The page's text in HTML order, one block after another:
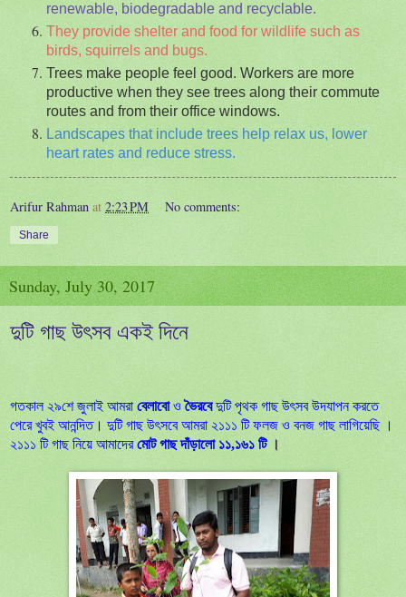
renewable, biodegradable and recyclable.
They provide shelter and food for wildlife such as
birds, squirrels and bugs.
Trees make people feel good. Workers are more
productive when they see trees along their commute
routes and from their office windows.
Landscapes that include trees help relax us, lower
heart rates and reduce stress.
Arifur Rahman at 2:23 PM No comments:
Share
Sunday, July 30, 2017
দুটি গাছ উৎসব একই দিনে
গতকাল ২৯শে জুলাই আমরা বেলাবোওভৈরবেদুটি পৃথক গাছ উৎসব উদযাপন করতে
পেরে খুবই আনন্দিত। দুটি গাছ উৎসবে আমরা ২১১১ টি ফলজ ও বনজ গাছ লাগিয়েছি ।
২১১১ টি গাছ নিয়ে আমাদেরমোট গাছ দাঁড়ালো ১১,১৬১ টি ।